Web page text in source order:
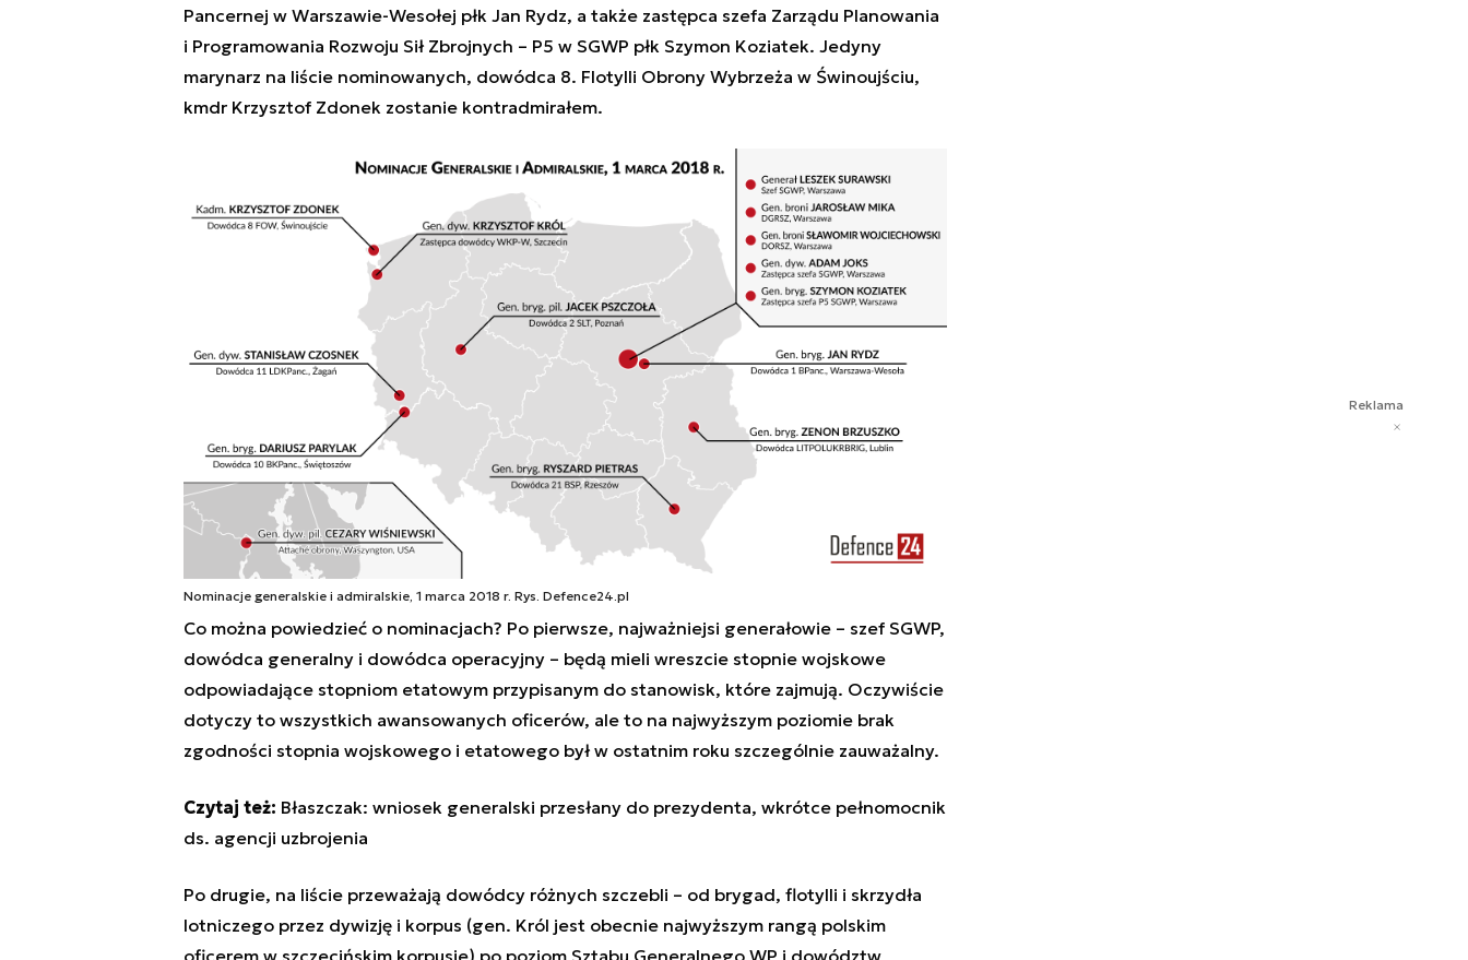
Pancernej w Warszawie-Wesołej płk Jan Rydz, a także zastępca szefa Zarządu Planowania
i Programowania Rozwoju Sił Zbrojnych – P5 w SGWP płk Szymon Koziatek. Jedyny
marynarz na liście nominowanych, dowódca 8. Flotylli Obrony Wybrzeża w Świnoujściu,
kmdr Krzysztof Zdonek zostanie kontradmirałem.
Nominacje generalskie i admiralskie, 1 marca 2018 r. Rys. Defence24.pl
Co można powiedzieć o nominacjach? Po pierwsze, najważniejsi generałowie – szef SGWP,
dowódca generalny i dowódca operacyjny – będą mieli wreszcie stopnie wojskowe
odpowiadające stopniom etatowym przypisanym do stanowisk, które zajmują. Oczywiście
dotyczy to wszystkich awansowanych oficerów, ale to na najwyższym poziomie brak
zgodności stopnia wojskowego i etatowego był w ostatnim roku szczególnie zauważalny.
Czytaj też: Błaszczak: wniosek generalski przesłany do prezydenta, wkrótce pełnomocnik
ds. agencji uzbrojenia
Po drugie, na liście przeważają dowódcy różnych szczebli – od brygad, flotylli i skrzydła
lotniczego przez dywizję i korpus (gen. Król jest obecnie najwyższym rangą polskim
oficerem w szczecińskim korpusie) po poziom Sztabu Generalnego WP i dowództw
Reklama